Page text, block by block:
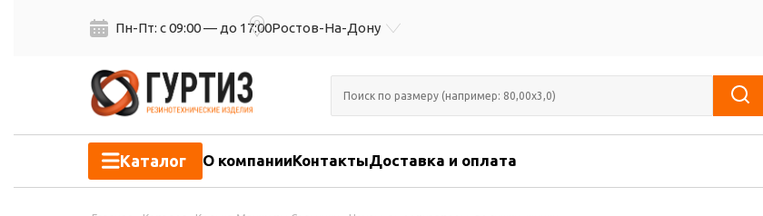
Пн-Пт: с 09:00 — до 17:00Ростов-На-Дону
Каталог О компанииКонтактыДоставка и оплата